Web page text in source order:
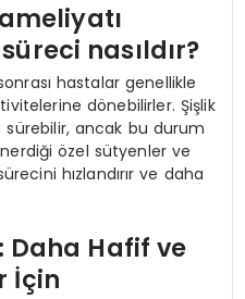
nasıldır?
hastalar genellikle
dönebilirler. Şişlik
ancak bu durum
özel sütyenler ve
hızlandırır ve daha
Daha Hafif ve
İçin